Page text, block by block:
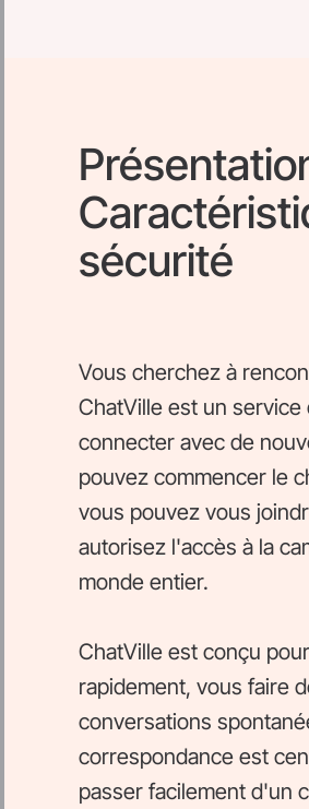
sécurité
Vous cherchez à
ChatVille est un
connecter avec de
pouvez commencer le
vous pouvez vous
autorisez l'accès à la
monde entier.
ChatVille est conçu
rapidement, vous faire
conversations
correspondance est
passer facilement d'un